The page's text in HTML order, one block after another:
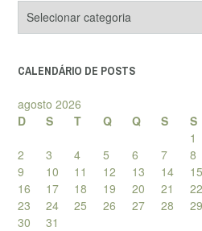
de
CALENDÁRIO DE POSTS
agosto 2026
D
S T Q Q S
S
1
2
3 4 5 6 7
8
9
10 11 12 13 14
15
16
17 18 19 20 21
22
23
24 25 26 27 28
29
30
31